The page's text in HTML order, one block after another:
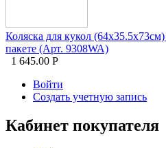
Коляска для кукол
пакете (Арт. 9308WA)
1 645.00 Р
Войти
Создать учетную запись
Кабинет покупателя